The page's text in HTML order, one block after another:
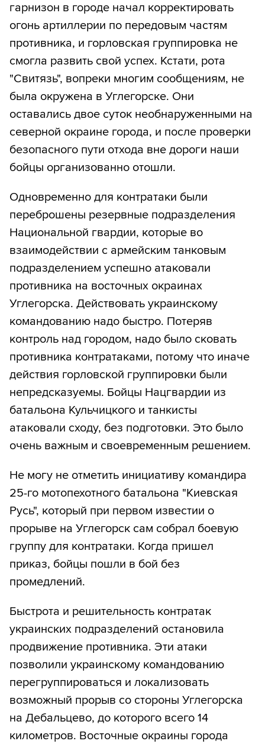
гарнизон в городе начал корректировать
огонь артиллерии по передовым частям
противника, и горловская группировка не
смогла развить свой успех. Кстати, рота
"Свитязь", вопреки многим сообщениям, не
была окружена в Углегорске. Они
оставались двое суток необнаруженными на
северной окраине города, и после проверки
безопасного пути отхода вне дороги наши
бойцы организованно отошли.
Одновременно для контратаки были
переброшены резервные подразделения
Национальной гвардии, которые во
взаимодействии с армейским танковым
подразделением успешно атаковали
противника на восточных окраинах
Углегорска. Действовать украинскому
командованию надо быстро. Потеряв
контроль над городом, надо было сковать
противника контратаками, потому что иначе
действия горловской группировки были
непредсказуемы. Бойцы Нацгвардии из
батальона Кульчицкого и танкисты
атаковали сходу, без подготовки. Это было
очень важным и своевременным решением.
Не могу не отметить инициативу командира
25-го мотопехотного батальона "Киевская
Русь", который при первом известии о
прорыве на Углегорск сам собрал боевую
группу для контратаки. Когда пришел
приказ, бойцы пошли в бой без
промедлений.
Быстрота и решительность контратак
украинских подразделений остановила
продвижение противника. Эти атаки
позволили украинскому командованию
перегруппироваться и локализовать
возможный прорыв со стороны Углегорска
на Дебальцево, до которого всего 14
километров. Восточные окраины города